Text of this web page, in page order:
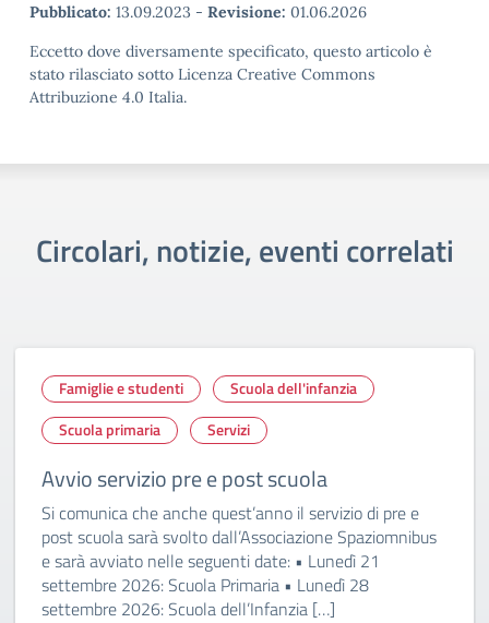
Pubblicato: 13.09.2023 - Revisione: 01.06.2026
Eccetto dove diversamente specificato, questo articolo è
stato rilasciato sotto Licenza Creative Commons
Attribuzione 4.0 Italia.
Circolari, notizie, eventi correlati
Famiglie e studenti
Scuola dell'infanzia
Scuola primaria
Servizi
Avvio servizio pre e post scuola
Si comunica che anche quest’anno il servizio di pre e
post scuola sarà svolto dall’Associazione Spaziomnibus
e sarà avviato nelle seguenti date: • Lunedì 21
settembre 2026: Scuola Primaria • Lunedì 28
settembre 2026: Scuola dell’Infanzia […]